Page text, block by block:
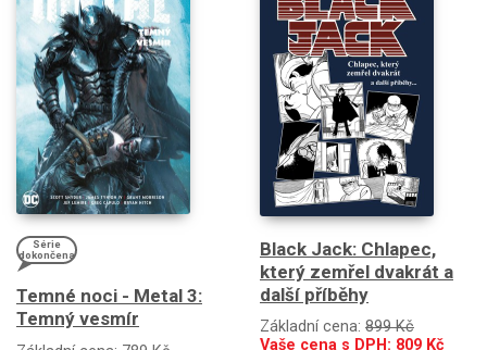
Série
dokončena
Temné noci - Metal 3:
Temný vesmír
Black Jack: Chlapec,
který zemřel dvakrát a
další příběhy
Základní cena: 899 Kč
Vaše cena s DPH: 809 Kč